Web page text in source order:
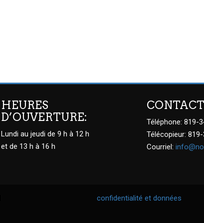
HEURES
D’OUVERTURE:
Lundi au jeudi de 9 h à 12 h
et de 13 h à 16 h
CONTACT
Téléphone: 819-
Télécopieur:
Courriel:
confidentialité et données